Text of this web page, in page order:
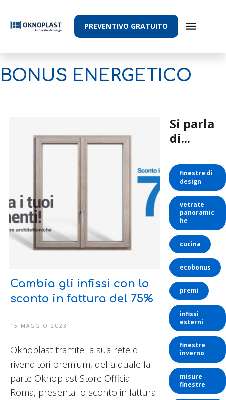
PREVENTIVO GRATUITO
BONUS ENERGETICO
Cambia gli infissi con lo
sconto in fattura del 75%
15 MAGGIO 2023
Oknoplast tramite la sua rete di
rivenditori premium, della quale fa
parte Oknoplast Store Official
Roma, presenta lo sconto in fattura
Si parla
di...
finestre di
design
vetrate
panoramic
he
cucina
ecobonus
premi
infissi
esterni
finestre
inverno
misure
finestre